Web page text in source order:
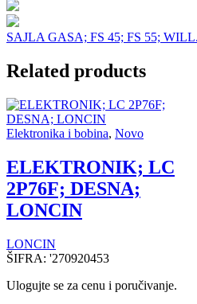
SAJLA GASA; FS 45; FS 55;
Related products
Elektronika i bobina, Novo
ELEKTRONIK; LC
2P76F; DESNA;
LONCIN
LONCIN
ŠIFRA: '270920453
Ulogujte se za cenu i poručivanje.